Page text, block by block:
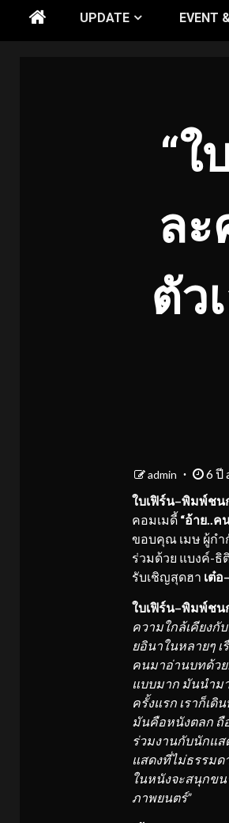
UPDATE EVENT
“
ละ
ตัว
admin 6 ปี
ใบเฟิร์น–พิมพ์ชน
คอมเมดี้ “อ้าย..ค
ขอบคุณ เมษ ผู้กำ
ร่วมด้วย แบงค์-ธิ
รับเชิญสุดฮา เต๋อ–
ใบเฟิร์น–พิมพ์ชน
ความใกล้เคียงกั
ยอินาในหลายๆ เ
คนมาอ่านบทด้ว
แบบมาก มันนำม
ครั้งแรก เราก็เดิ
มันคือหนังตลก ถื
ร่วมงานกับนักแ
แสดงที่ไม่ธรรมด
ในหนังจะสนุกข
ภาพยนตร์”